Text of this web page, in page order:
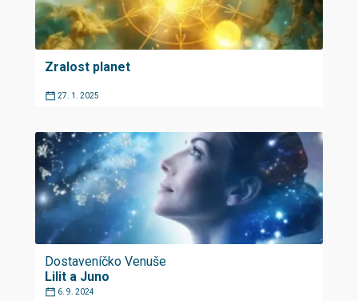
Zralost planet
27. 1. 2025
Dostaveníčko Venuše
Lilit a Juno
6. 9. 2024